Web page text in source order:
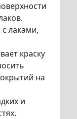
лаками,
краску
на
и